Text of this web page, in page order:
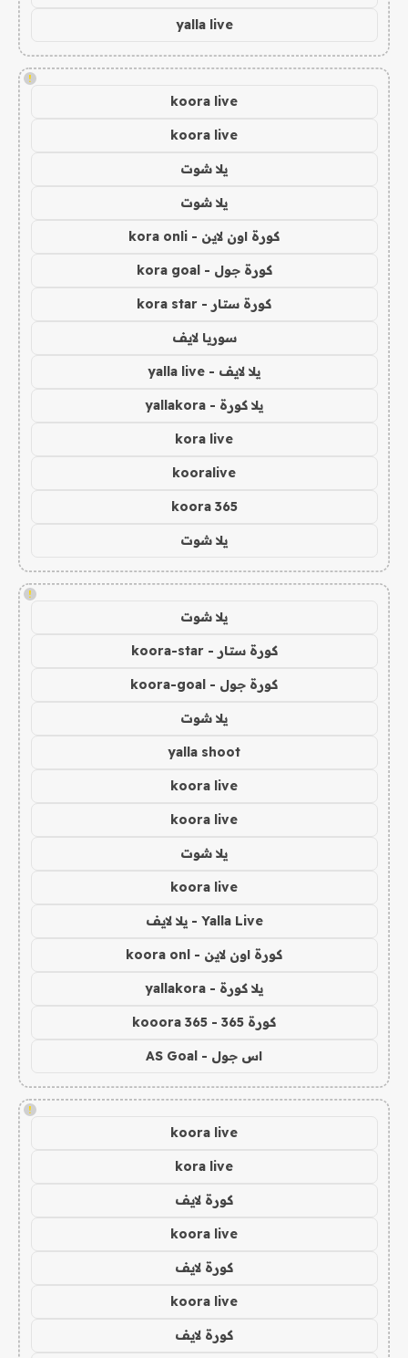
yalla live
!
koora live
koora live
يلا شوت
يلا شوت
كورة اون لاين - kora onli
كورة جول - kora goal
كورة ستار - kora star
سوريا لايف
يلا لايف - yalla live
يلا كورة - yallakora
kora live
kooralive
koora 365
يلا شوت
!
يلا شوت
كورة ستار - koora-star
كورة جول - koora-goal
يلا شوت
yalla shoot
koora live
koora live
يلا شوت
koora live
Yalla Live - يلا لايف
كورة اون لاين - koora onl
يلا كورة - yallakora
كورة 365 - kooora 365
اس جول - AS Goal
!
koora live
kora live
كورة لايف
koora live
كورة لايف
koora live
كورة لايف